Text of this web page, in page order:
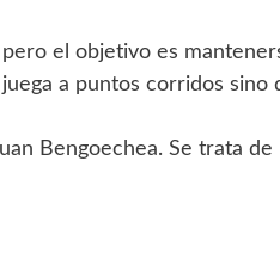
el objetivo es
a puntos corridos sino
Bengoechea. Se trata de